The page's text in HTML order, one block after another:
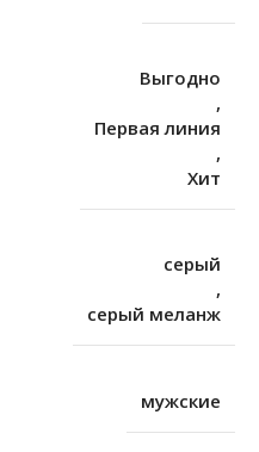
Выгодно
,
Первая линия
,
Хит
серый
,
серый меланж
мужские